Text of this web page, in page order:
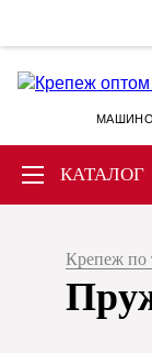
КАТАЛОГ
Крепеж по